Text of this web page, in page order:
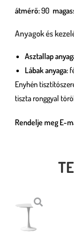
átmérő:90
Anyagok és
Asztallap
Lábak anyaga:
Enyhén
tiszta ronggyal
Rendelje meg E-